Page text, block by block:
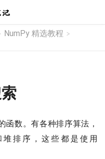
NumPy 精选教程 >
函数。有各种排序算法，
排序，这些都是使用